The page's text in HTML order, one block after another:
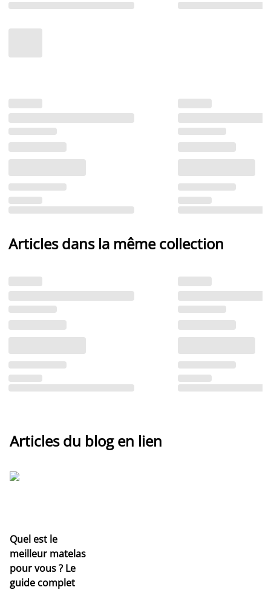
Articles dans la même collection
Articles du blog en lien
Quel est le
meilleur matelas
pour vous ? Le
guide complet